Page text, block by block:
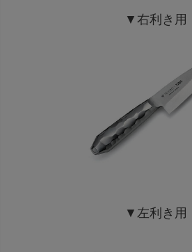
▼右利き用
▼左利き用